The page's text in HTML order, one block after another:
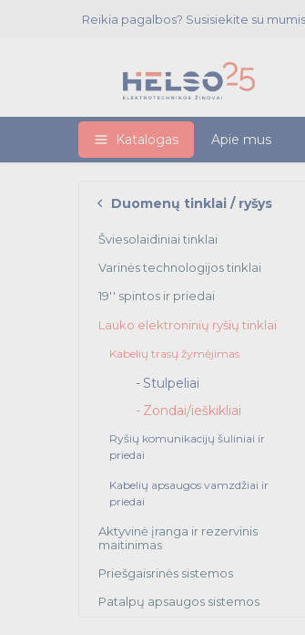
Reikia pagalbos? Susisiekite su
Katalogas Apie mus
Duomenų tinklai / ryšys
Šviesolaidiniai tinklai
Varinės technologijos tinklai
19'' spintos ir priedai
Lauko elektroninių ryšių tinklai
Kabelių trasų žymėjimas
Stulpeliai
Zondai/ieškikliai
Ryšių komunikacijų šuliniai ir
priedai
Kabelių apsaugos vamzdžiai ir
priedai
Aktyvinė įranga ir rezervinis
maitinimas
Priešgaisrinės sistemos
Patalpų apsaugos sistemos